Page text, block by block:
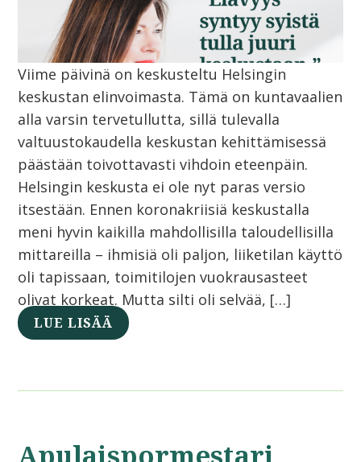
Viime päivinä on keskusteltu Helsingin
keskustan elinvoimasta. Tämä on kuntavaalien
alla varsin tervetullutta, sillä tulevalla
valtuustokaudella keskustan kehittämisessä
päästään toivottavasti vihdoin eteenpäin.
Helsingin keskusta ei ole nyt paras versio
itsestään. Ennen koronakriisiä keskustalla
meni hyvin kaikilla mahdollisilla taloudellisilla
mittareilla – ihmisiä oli paljon, liiketilan käyttö
oli tapissaan, toimitilojen vuokrausasteet
olivat korkeat. Mutta silti oli selvää, […]
LUE LISÄÄ
Apulaispormestari